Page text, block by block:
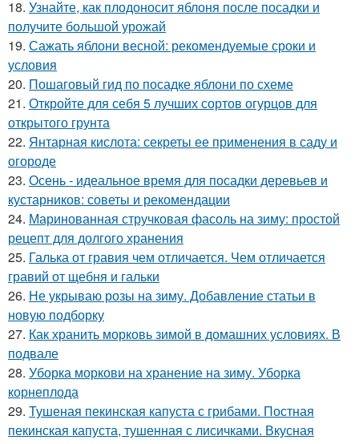
18. Узнайте, как плодоносит яблоня после посадки и
получите большой урожай
19. Сажать яблони весной: рекомендуемые сроки и
условия
20. Пошаговый гид по посадке яблони по схеме
21. Откройте для себя 5 лучших сортов огурцов для
открытого грунта
22. Янтарная кислота: секреты ее применения в саду и
огороде
23. Осень - идеальное время для посадки деревьев и
кустарников: советы и рекомендации
24. Маринованная стручковая фасоль на зиму: простой
рецепт для долгого хранения
25. Галька от гравия чем отличается. Чем отличается
гравий от щебня и гальки
26. Не укрываю розы на зиму. Добавление статьи в
новую подборку
27. Как хранить морковь зимой в домашних условиях. В
подвале
28. Уборка моркови на хранение на зиму. Уборка
корнеплода
29. Тушеная пекинская капуста с грибами. Постная
пекинская капуста, тушенная с лисичками. Вкусная